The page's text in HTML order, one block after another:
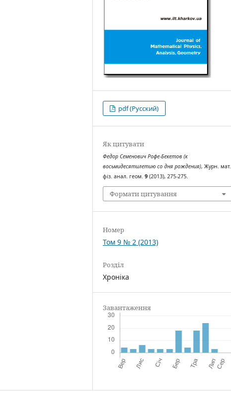
pdf (Русский)
Як цитувати
Федор Семенович Рофе-Бекетов (к
восьмидесятилетию со дня рождения), Журн. мат.
фіз. анал. геом.9 (2013), 275-275.
Формати цитування
Номер
Том 9 № 2 (2013)
Розділ
Хроніка
Завантаження